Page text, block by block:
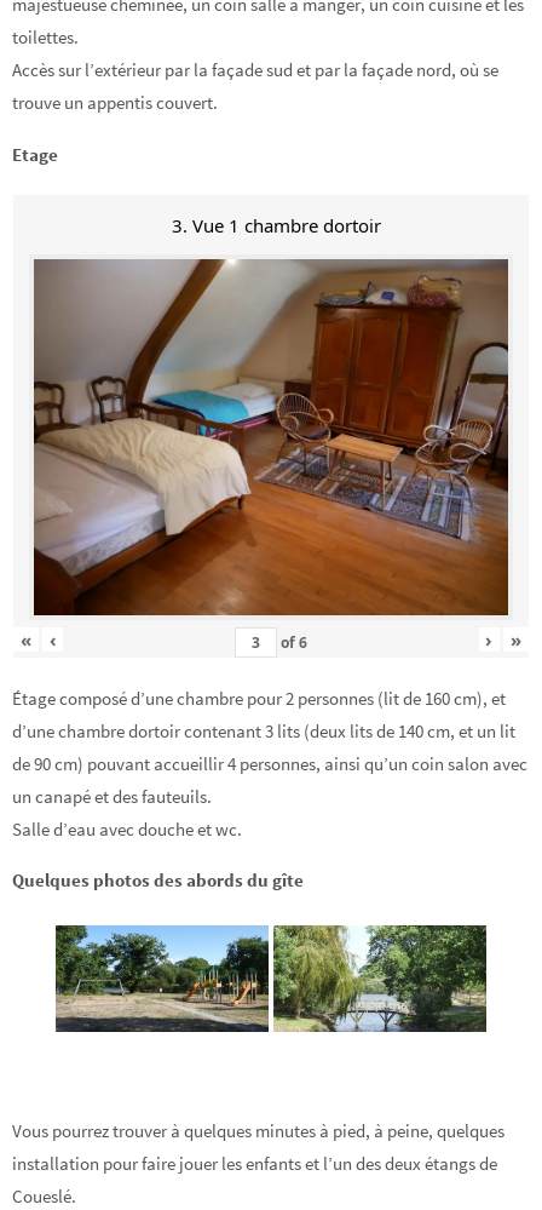
toilettes.
Accès sur l’extérieur par la façade sud et par la façade nord, où se
trouve un appentis couvert.
Etage
3. Vue 1 chambre dortoir
« ‹ of6 › »
Étage composé d’une chambre pour 2 personnes (lit de 160 cm), et
d’une chambre dortoir contenant 3 lits (deux lits de 140 cm, et un lit
de 90 cm) pouvant accueillir 4 personnes, ainsi qu’un coin salon avec
un canapé et des fauteuils.
Salle d’eau avec douche et wc.
Quelques photos des abords du gîte
Vous pourrez trouver à quelques minutes à pied, à peine, quelques
installation pour faire jouer les enfants et l’un des deux étangs de
Coueslé.